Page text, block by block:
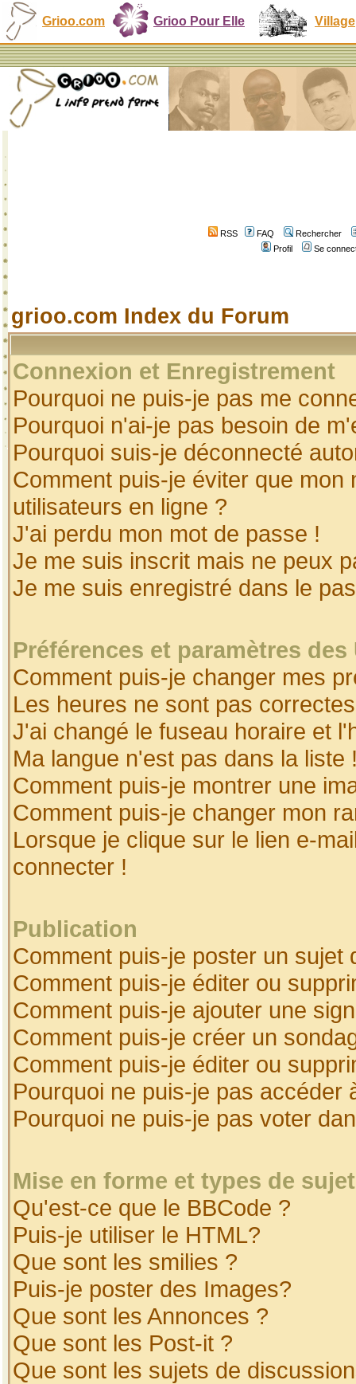
Grioo.com Grioo Pour Elle Village
RSS FAQ
Rechercher
Profil
Se
grioo.com Index du Forum
Connexion et Enregistrement
Pourquoi ne puis-je pas me
Pourquoi n'ai-je pas besoin de
Pourquoi suis-je déconnecté
Comment puis-je éviter que
utilisateurs en ligne ?
J'ai perdu mon mot de passe !
Je me suis inscrit mais ne peux
Je me suis enregistré dans le
Préférences et paramètres
Comment puis-je changer mes
Les heures ne sont pas
J'ai changé le fuseau horaire et
Ma langue n'est pas dans la liste
Comment puis-je montrer une
Comment puis-je changer mon
Lorsque je clique sur le lien e-
connecter !
Publication
Comment puis-je poster un sujet
Comment puis-je éditer ou
Comment puis-je ajouter une
Comment puis-je créer un
Comment puis-je éditer ou
Pourquoi ne puis-je pas accéder
Pourquoi ne puis-je pas voter
Mise en forme et types de
Qu'est-ce que le BBCode ?
Puis-je utiliser le HTML?
Que sont les smilies ?
Puis-je poster des Images?
Que sont les Annonces ?
Que sont les Post-it ?
Que sont les sujets de